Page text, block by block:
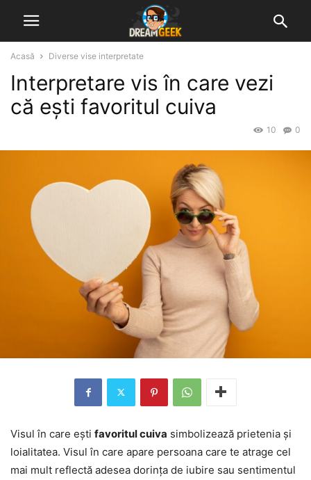
Acasă Diverse vise interpretate
Interpretare vis în care vezi
că ești favoritul cuiva
0
10
Visul în care ești favoritul cuiva simbolizează prietenia și
loialitatea. Visul în care apare persoana care te atrage cel
mai mult reflectă adesea dorința de iubire sau sentimentul